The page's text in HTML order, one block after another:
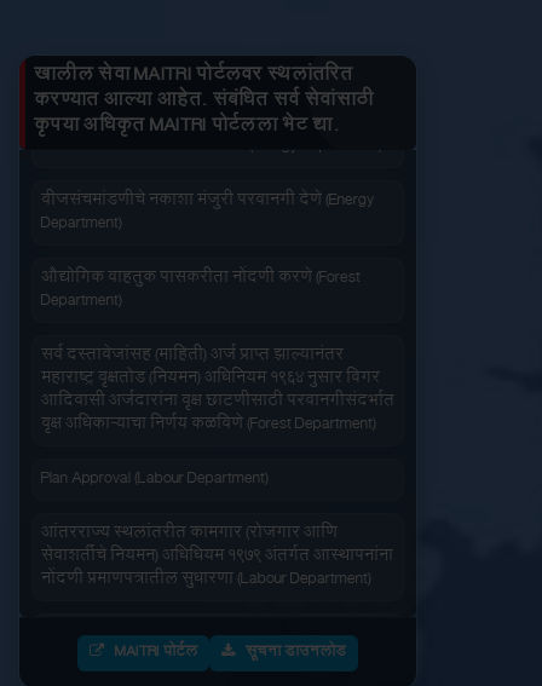
जलद सेवा सेवा आपल्या दारात
सहज पोहोच सोपी शुल्कभरणा
वापरण्यास सोपे वेळेची बचत
खालील सेवा MAITRI पोर्टलवर स्थलांतरित
करण्यात आल्या आहेत. संबंधित सर्व सेवांसाठी
कृपया अधिकृत MAITRI पोर्टलला भेट द्या.
जनित्र संचमांडणीची नोंदणी. (Energy Department)
वीज संचमांडणीचे निरीक्षण करणे. (Energy Department)
वीजसंचमांडणीचे नकाशा मंजुरी परवानगी देणे (Energy
Department)
औद्योगिक वाहतुक पासकरीता नोंदणी करणे (Forest
Department)
सर्व दस्तावेजांसह (माहिती) अर्ज प्राप्त झाल्यानंतर
महाराष्ट्र वृक्षतोड (नियमन) अधिनियम १९६४ नुसार बिगर
आदिवासी अर्जदारांना वृक्ष छाटणीसाठी परवानगीसंदर्भात
वृक्ष अधिकाऱ्याचा निर्णय कळविणे (Forest Department)
Plan Approval (Labour Department)
आंतरराज्य स्थलांतरीत कामगार (रोजगार आणि
सेवाशर्तीचे नियमन) अधिधियम १९७९ अंतर्गत आस्थापनांना
नोंदणी प्रमाणपत्रातील सुधारणा (Labour Department)
सेवाशर्तीचे नियमन) अधिधियम १९७९ अंतर्गतआस्थापनांना
नोंदणी प्रमाणपत्र (Labour Department)
MAITRI पोर्टल सूचना डाउनलोड